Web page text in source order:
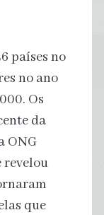
países no
no ano
Os
da
ONG
revelou
que